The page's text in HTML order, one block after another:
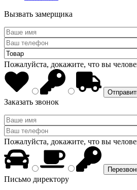
Вызвать замерщика
Пожалуйста, докажите, что вы
Заказать звонок
Пожалуйста, докажите, что вы
Письмо директору